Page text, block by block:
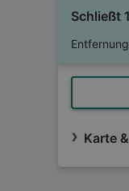
Schließt
Karte